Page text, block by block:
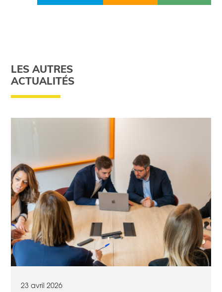
LES AUTRES
ACTUALITÉS
23 avril 2026